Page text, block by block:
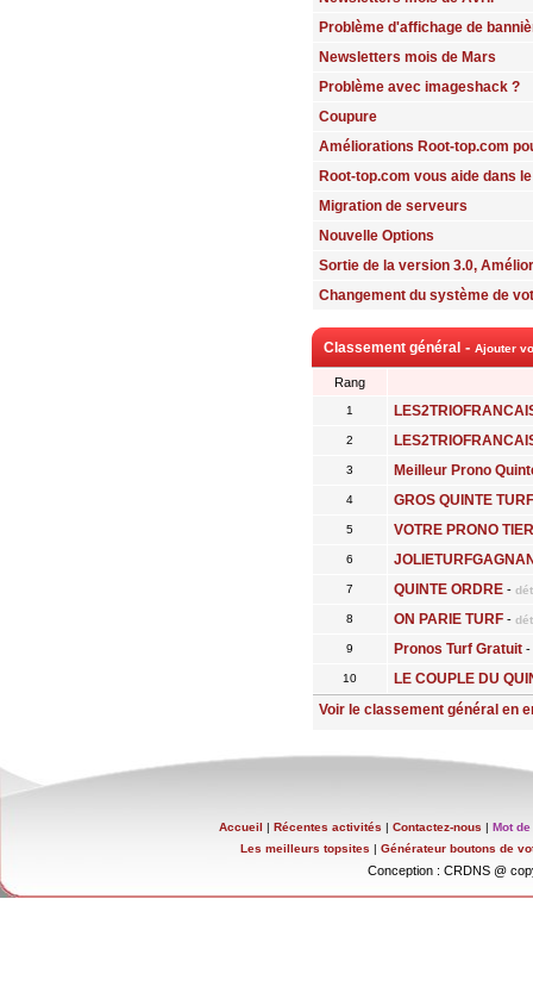
Problème d'affichage de
Newsletters mois de Mars
Problème avec imageshack ?
Coupure
Améliorations Root-top.com
Root-top.com vous aide dans
Migration de serveurs
Nouvelle Options
Sortie de la version 3.0,
Changement du système de
Classement général - Ajouter
Rang
1
2
3 Meilleur Prono
4 GROS QUINTE TURF
5 VOTRE PRONO
6
7 QUINTE ORDRE -
8 ON PARIE TURF -
9 Pronos Turf Gratuit -
10
LE COUPLE DU
Voir le classement général en
Accueil | Récentes activités | Contactez-nous | Mot
Les meilleurs topsites | Générateur boutons de
Conception : CRDNS @